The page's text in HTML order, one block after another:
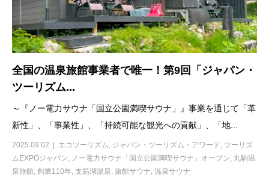
全国の温泉旅館事業者で唯一！第9回「ジャパン・
ツーリズム...
～『ノー電力サウナ「国立公園満喫サウナ」』事業を通じて「革
新性」、「事業性」、「持続可能な観光への貢献」、「地...
2025.09.02 エコツーリズム, ジャパン・ツーリズム・アワード , ツーリズ
ムEXPOジャパン, ノー電力サウナ「国立公園満喫サウナ」オープン, 丸駒温
泉旅館, 創業110年, 支笏湖温泉, 旅館サウナ, 温泉サウナ